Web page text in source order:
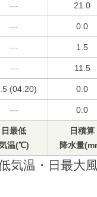
--- 21.0
--- 0.0
--- 1.5
--- 11.5
(04:20) 0.0
--- 0.0
日最低
温(℃)
日積算
降水量
気温・日最大